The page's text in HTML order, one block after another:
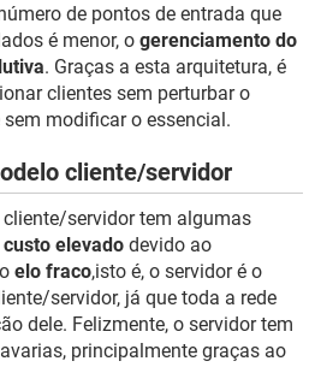
de pontos de entrada que
é menor, o gerenciamento do
. Graças a esta arquitetura, é
clientes sem perturbar o
modificar o essencial.
cliente/servidor
servidor tem algumas
custo elevado devido ao
elo fraco,isto é, o servidor é o
servidor, já que toda a rede
dele. Felizmente, o servidor tem
principalmente graças ao